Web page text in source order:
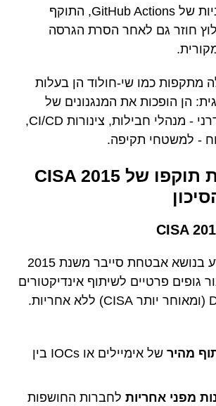
עבודה זדוניות של GitHub Actions, התוקף
חוזר גם לאחר הסרת הגרסה
מתקפות כמו שי-חולוד הן בעלות
הן הופכות את המנגנונים של
פיתוח תוכנה מודרני - מנהלי חבילות, צינורות CI/CD,
- למשטחי תקיפה.
מדוע פקיעת תוקפו של CISA 2015
חוק שיתוף המידע בנושא אבטחת סייבר משנת 2015
גופים פרטיים לשיתוף אינדיקטורים
של איום עם DHS (ומאוחר יותר CISA) ללא אחריות.
מהיר
של אימיילים או IOCs בין
מפני אחריות לחברות החושפות